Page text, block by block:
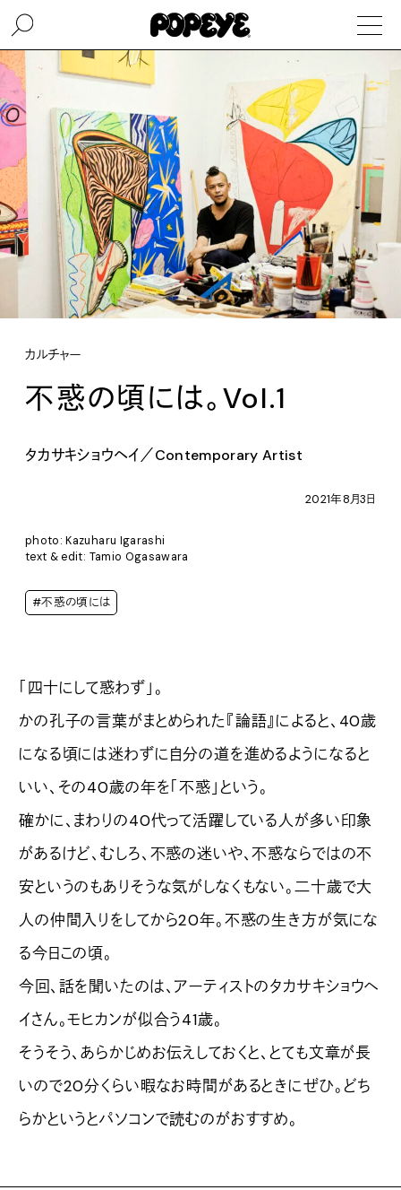
カルチャー
不惑の頃には。Vol.1
タカサキショウヘイ／Contemporary Artist
2021年8月3日
photo: Kazuharu Igarashi
text & edit: Tamio Ogasawara
#不惑の頃には
「四十にして惑わず」。
かの孔子の言葉がまとめられた『論語』によると、40歳
になる頃には迷わずに自分の道を進めるようになると
いい、その40歳の年を「不惑」という。
確かに、まわりの40代って活躍している人が多い印象
があるけど、むしろ、不惑の迷いや、不惑ならではの不
安というのもありそうな気がしなくもない。二十歳で大
人の仲間入りをしてから20年。不惑の生き方が気にな
る今日この頃。
今回、話を聞いたのは、アーティストのタカサキショウヘ
イさん。モヒカンが似合う41歳。
そうそう、あらかじめお伝えしておくと、とても文章が長
いので20分くらい暇なお時間があるときにぜひ。どち
らかというとパソコンで読むのがおすすめ。